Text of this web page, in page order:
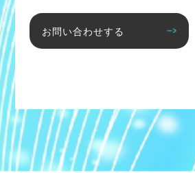
お問い合わせする